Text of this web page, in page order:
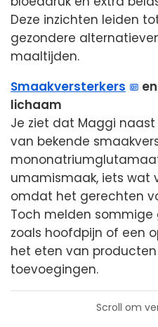
Deze inzichten leiden
gezondere
maaltijden.
Smaakversterkers
lichaam
Je ziet dat Maggi
van bekende
umamismaak, iets wat
omdat het gerechten
Toch melden sommige
zoals hoofdpijn of een
het eten van
toevoegingen.
Scroll om